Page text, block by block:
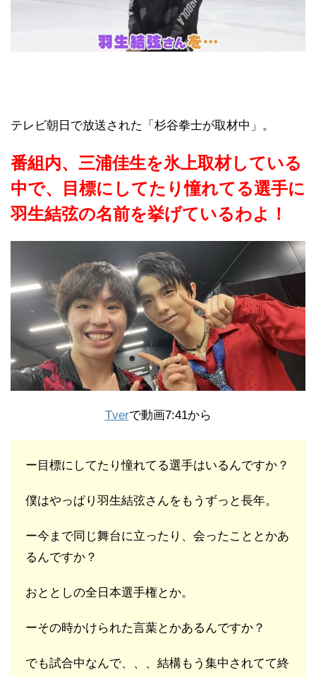
テレビ朝日で放送された「杉谷拳士が取材中」。
番組内、三浦佳生を氷上取材している
中で、目標にしてたり憧れてる選手に
羽生結弦の名前を挙げているわよ！
Tverで動画7:41から
ー目標にしてたり憧れてる選手はいるんですか？
僕はやっぱり羽生結弦さんをもうずっと長年。
ー今まで同じ舞台に立ったり、会ったこととかあ
るんですか？
おととしの全日本選手権とか。
ーその時かけられた言葉とかあるんですか？
でも試合中なんで、、、結構もう集中されてて終